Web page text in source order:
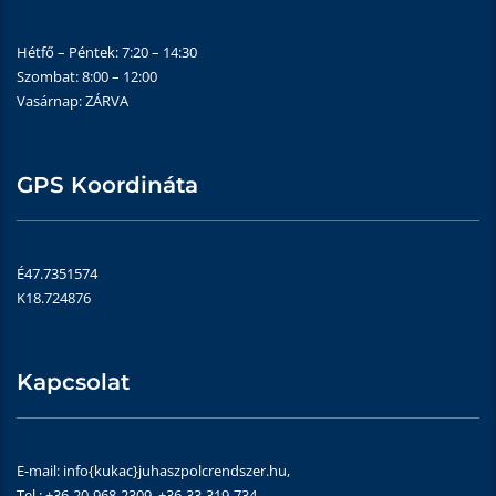
Hétfő – Péntek: 7:20 – 14:30
Szombat: 8:00 – 12:00
Vasárnap: ZÁRVA
GPS Koordináta
É47.7351574
K18.724876
Kapcsolat
E-mail: info{kukac}juhaszpolcrendszer.hu,